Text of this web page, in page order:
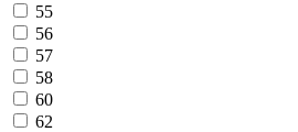
55
56
57
58
60
62